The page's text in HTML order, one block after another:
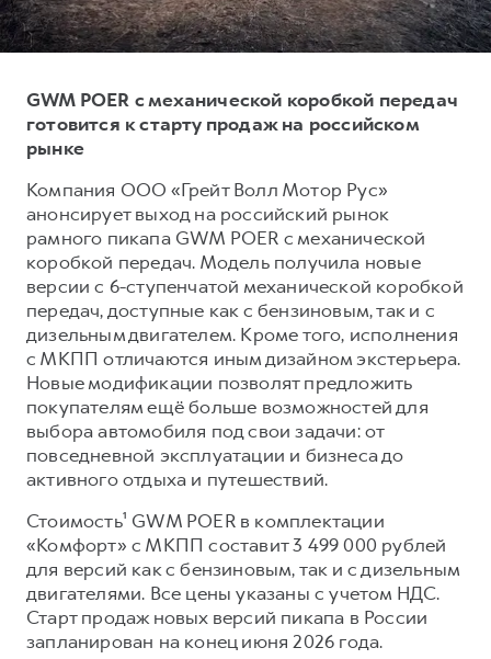
DARGO DARGO X
от 3 499 000 ₽
F7
от 2 899 000 ₽
F7X
от 3 599 000 ₽
POER
от 3 449 000 ₽
Тест-драйв
КРЕДИТ И СТРАХОВАНИЕ
Страхование
Кредит
КОРПОРАТИВНЫМ КЛИЕНТАМ
Для малого бизнеса
Корпоративным клиентам
Крупным корпоративным клиентам
Система управления автопарком
Сервис для корпоративных клиентов
HAVAL Лизинг
АКСЕССУАРЫ HAVAL
Автомобильные аксессуары
СЕРВИСНОЕ ОБСЛУЖИВАНИЕ
Программа «Помощь на дороге»
Регламенты технического обслуживания
ПОДДЕРЖКА
GWM Безопасность
Гарантия HAVAL
Мобильное приложение GWM
Программа «HAVAL Защита+»
Руководства по эксплуатации
Подписки
АКСЕССУАРЫ HAVAL
Автомобильные аксессуары
Коллекция CITY
Коллекция Базовая
ИНФОРМАЦИЯ О ДИЛЕРЕ
Наша команда
Контакты
GWM POER с механической коробкой передач
готовится к старту продаж на российском
рынке
Компания ООО «Грейт Волл Мотор Рус»
анонсирует выход на российский рынок
рамного пикапа GWM POER с механической
коробкой передач. Модель получила новые
версии с 6-ступенчатой механической коробкой
передач, доступные как с бензиновым, так и с
дизельным двигателем. Кроме того, исполнения
с МКПП отличаются иным дизайном экстерьера.
Новые модификации позволят предложить
покупателям ещё больше возможностей для
выбора автомобиля под свои задачи: от
повседневной эксплуатации и бизнеса до
активного отдыха и путешествий.
Стоимость¹ GWM POER в комплектации
«Комфорт» с МКПП составит 3 499 000 рублей
для версий как с бензиновым, так и с дизельным
двигателями. Все цены указаны с учетом НДС.
Старт продаж новых версий пикапа в России
запланирован на конец июня 2026 года.